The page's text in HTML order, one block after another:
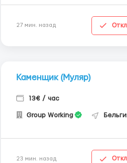
27 мин. назад
Каменщик (Муляр)
13€ / час
Group Working
23 мин. назад